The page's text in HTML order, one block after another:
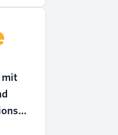
der
mit